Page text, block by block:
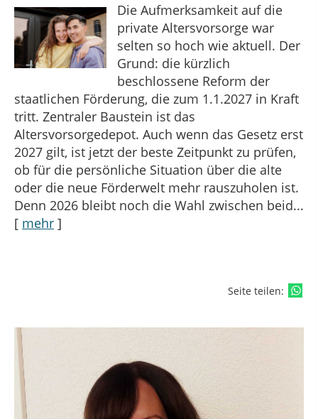
Die Aufmerksamkeit auf die
private Altersvorsorge war
selten so hoch wie aktuell. Der
Grund: die kürzlich
beschlossene Reform der
staatlichen Förderung, die zum 1.1.2027 in Kraft
tritt. Zentraler Baustein ist das
Altersvorsorgedepot. Auch wenn das Gesetz erst
2027 gilt, ist jetzt der beste Zeitpunkt zu prüfen,
ob für die persönliche Situation über die alte
oder die neue Förderwelt mehr rauszuholen ist.
Denn 2026 bleibt noch die Wahl zwischen beid...
[ mehr ]
Seite teilen: